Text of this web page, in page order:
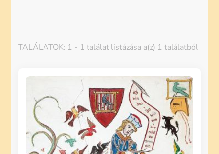
TALÁLATOK: 1 - 1 találat listázása a(z) 1 találatból